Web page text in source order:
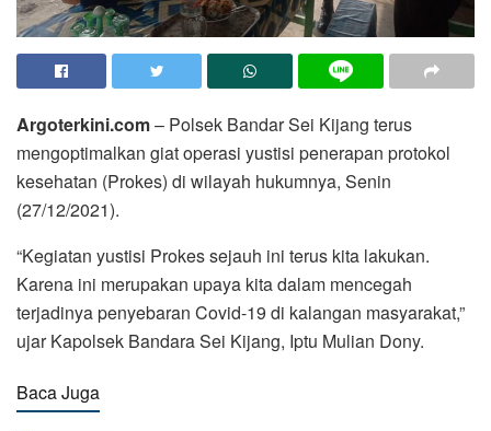
Argoterkini.com– Polsek Bandar Sei Kijang terus
mengoptimalkan giat operasi yustisi penerapan protokol
kesehatan (Prokes) di wilayah hukumnya, Senin
(27/12/2021).
“Kegiatan yustisi Prokes sejauh ini terus kita lakukan.
Karena ini merupakan upaya kita dalam mencegah
terjadinya penyebaran Covid-19 di kalangan masyarakat,”
ujar Kapolsek Bandara Sei Kijang, Iptu Mulian Dony.
Baca Juga